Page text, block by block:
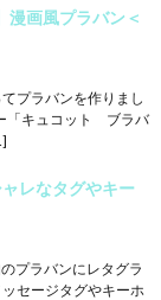
漫画風プラバン＜
プラバンを作りまし
「キュコット ブラバ
レなタグやキー
プラバンにレタグラ
セージタグやキーホ